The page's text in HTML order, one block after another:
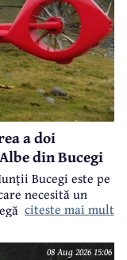
a doi
din Bucegi
Bucegi este pe
necesită un
specifică.
citeste mai mult
08 Aug 2026 15:06